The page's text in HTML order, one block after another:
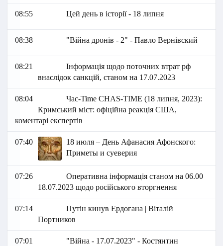
08:55 Цей день в історії - 18 липня
08:38 "Війна дронів - 2" - Павло Вернівский
08:21
Інформація щодо поточних втрат рф
внаслідок санкцій, станом на 17.07.2023
08:04
Час-Time CHAS-TIME (18 липня, 2023):
Кримський міст: офіційна реакція США,
коментарі експертів
07:40
18 июля – День Афанасия Афонского:
Приметы и суеверия
07:26
Оперативна інформація станом на 06.00
18.07.2023 щодо російського вторгнення
07:14
Путін кинув Ердогана | Віталій
Портников
07:01
"Війна - 17.07.2023" - Костянтин